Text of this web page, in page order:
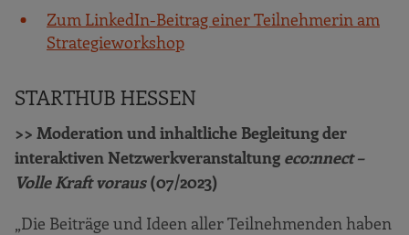
Zum LinkedIn-Beitrag einer Teilnehmerin am
Strategieworkshop
STARTHUB HESSEN
>> Moderation und inhaltliche Begleitung der
interaktiven Netzwerkveranstaltung eco:nnect –
Volle Kraft voraus(07/2023)
„Die Beiträge und Ideen aller Teilnehmenden haben